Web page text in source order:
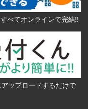
べてオンラインで完結!!
ップロードするだけで